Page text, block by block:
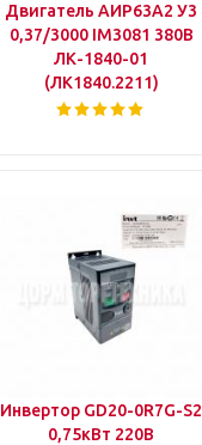
Двигатель АИР63А2 У3
0,37/3000 IM3081 380В
ЛК-1840-01
(ЛК1840.2211)
Инвертор GD20-0R7G-S2
0,75кВт 220В